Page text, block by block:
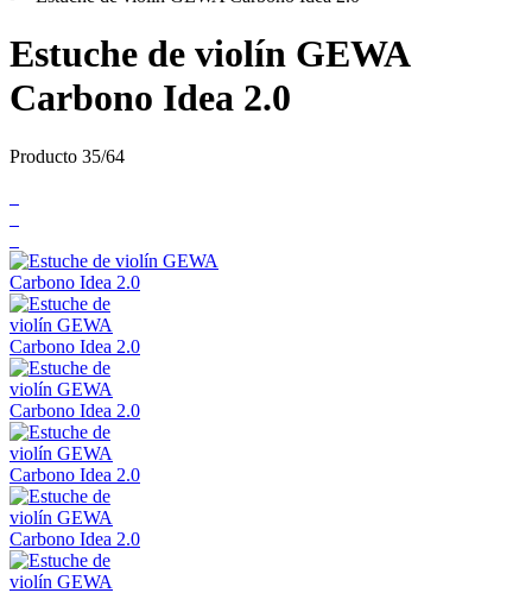
Estuche de violín GEWA
Carbono Idea 2.0
Producto 35/64